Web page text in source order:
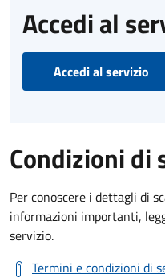
Accedi al
Accedi al servizio
Condizioni di
Per conoscere i dettagli di
informazioni importanti,
servizio.
Termini e condizioni di